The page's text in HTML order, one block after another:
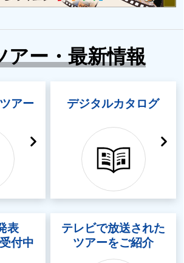
アー・最新情報
アー デジタルカタログ
表
付中
テレビで放送された
ツアーをご紹介